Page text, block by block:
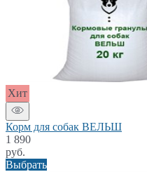
Хит
Корм для собак ВЕЛЬШ
1 890
руб.
Выбрать